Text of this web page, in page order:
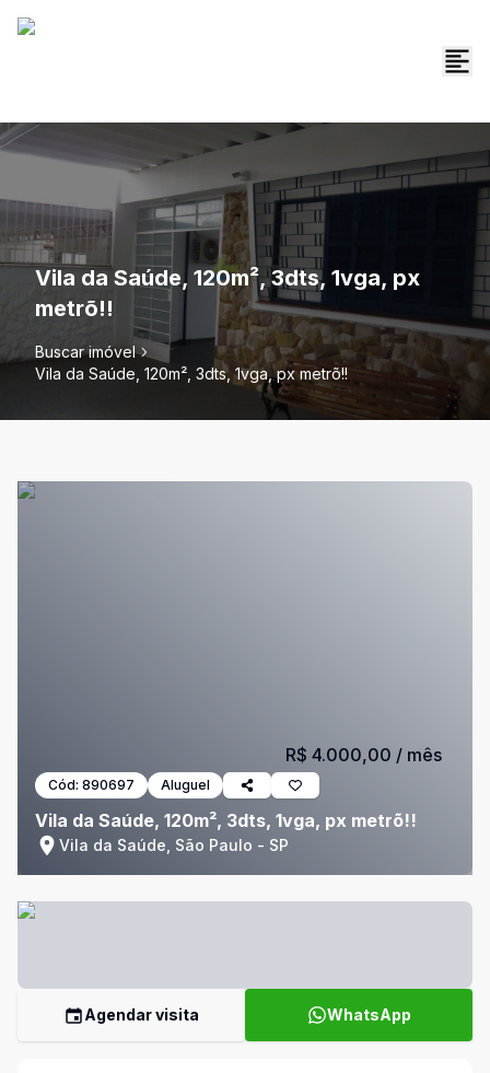
Vila da Saúde, 120m², 3dts, 1vga, px
metrõ!!
Buscar imóvel
Vila da Saúde, 120m², 3dts, 1vga, px metrõ!!
Cód: 890697 Aluguel
Vila da Saúde, 120m², 3dts, 1vga, px metrõ!!
Vila da Saúde, São Paulo - SP
R$ 4.000,00 / mês
Agendar visita WhatsApp